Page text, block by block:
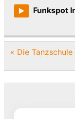
Funkspot
« Die